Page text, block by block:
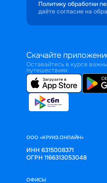
Политику обработки
даёте согласие на
Скачайте
Оставайтесь в курсе
путешествиях
ООО «КРУИЗ.ОНЛАЙН»
ИНН 6315008371
ОГРН 1166313053048
ОФИСЫ